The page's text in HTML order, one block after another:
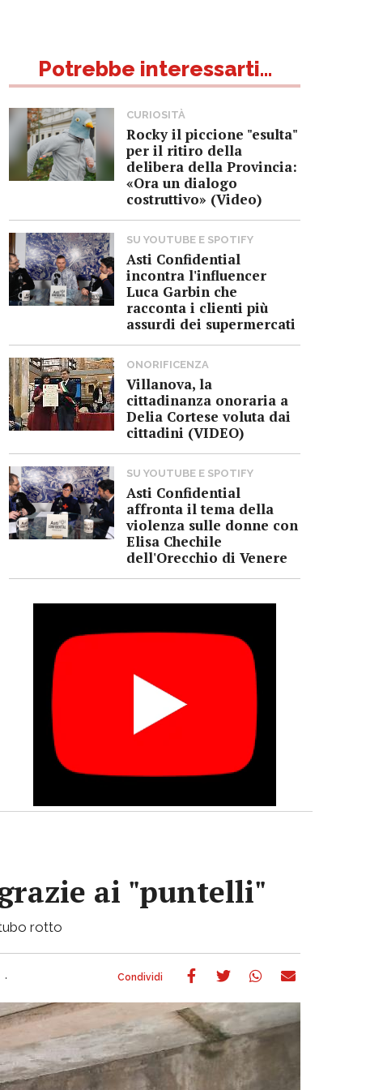
Potrebbe interessarti...
CURIOSITÀ
Rocky il piccione "esulta"
per il ritiro della
delibera della Provincia:
«Ora un dialogo
costruttivo» (Video)
SU YOUTUBE E SPOTIFY
Asti Confidential
incontra l'influencer
Luca Garbin che
racconta i clienti più
assurdi dei supermercati
ONORIFICENZA
Villanova, la
cittadinanza onoraria a
Delia Cortese voluta dai
cittadini (VIDEO)
SU YOUTUBE E SPOTIFY
Asti Confidential
affronta il tema della
violenza sulle donne con
Elisa Chechile
dell'Orecchio di Venere
ai "puntelli"
rotto